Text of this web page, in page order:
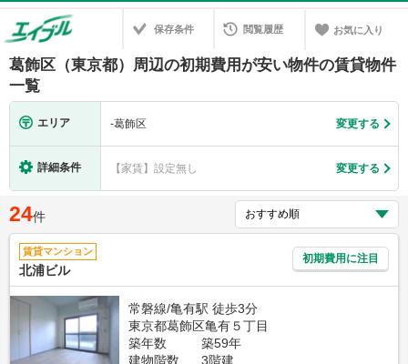
保存条件 閲覧履歴 お気に入り
葛飾区（東京都）周辺の初期費用が安い物件の賃貸物件
一覧
エリア -葛飾区 変更する
詳細条件 【家賃】設定無し 変更する
24件
賃貸マンション
北浦ビル
初期費用に注目
常磐線/亀有駅 徒歩3分
東京都葛飾区亀有５丁目
築年数
築59年
建物階数
3階建